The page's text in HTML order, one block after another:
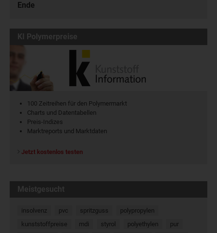
Ende
KI Polymerpreise
100 Zeitreihen für den Polymermarkt
Charts und Datentabellen
Preis-Indizes
Marktreports und Marktdaten
Jetzt kostenlos testen
Meistgesucht
insolvenz pvc spritzguss
polypropylen
kunststoffpreise
mdi styrol polyethylen
pur